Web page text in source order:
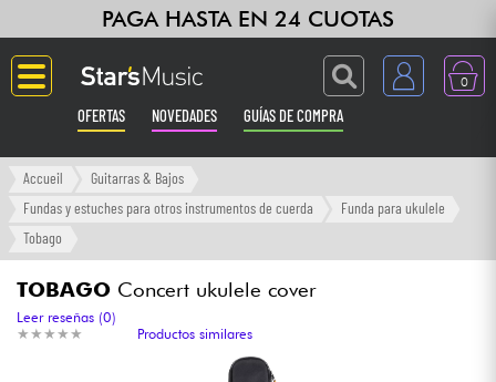
PAGA HASTA EN 24 CUOTAS
0
OFERTAS NOVEDADES GUÍAS DE COMPRA
Langue
Ampli & Efectos
Accueil
Guitarras & Bajos
Fundas y estuches para otros instrumentos de cuerda
Funda para ukulele
Tobago
TOBAGO Concert ukulele cover
★ ★ ★ ★ ★
★ ★ ★ ★ ★
Leer reseñas (0)
Productos similares